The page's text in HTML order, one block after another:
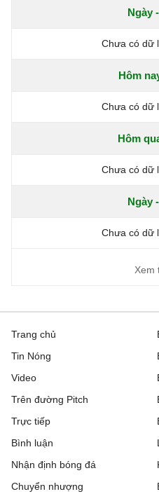
Ngày
Chưa có dữ
Hôm
Chưa có dữ
Hôm
Chưa có dữ
Ngày
Chưa có dữ
Xem
Trang chủ
Tin Nóng
Video
Trên đường Pitch
Trực tiếp
Bình luận
Nhận định bóng đá
Chuyển nhượng